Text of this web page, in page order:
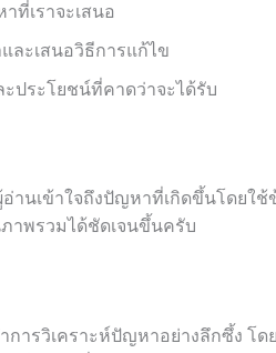
ที่เราจะเสนอ
ละเสนอวิธีการแก้ไข
ประโยชน์ที่คาดว่าจะได้รับ
านเข้าใจถึงปัญหาที่เกิดขึ้นโดยใ
าพรวมได้ชัดเจนขึ้นครับ
การวิเคราะห์ปัญหาอย่างลึกซึ้ง โ